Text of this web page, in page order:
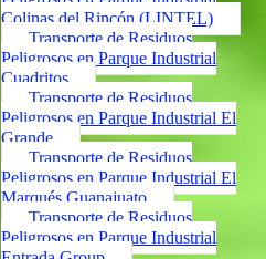
Colinas del Rincón (LINTEL)
Transporte de Residuos
Peligrosos en Parque Industrial
Cuadritos
Transporte de Residuos
Peligrosos en Parque Industrial El
Grande
Transporte de Residuos
Peligrosos en Parque Industrial El
Marqués Guanajuato
Transporte de Residuos
Peligrosos en Parque Industrial